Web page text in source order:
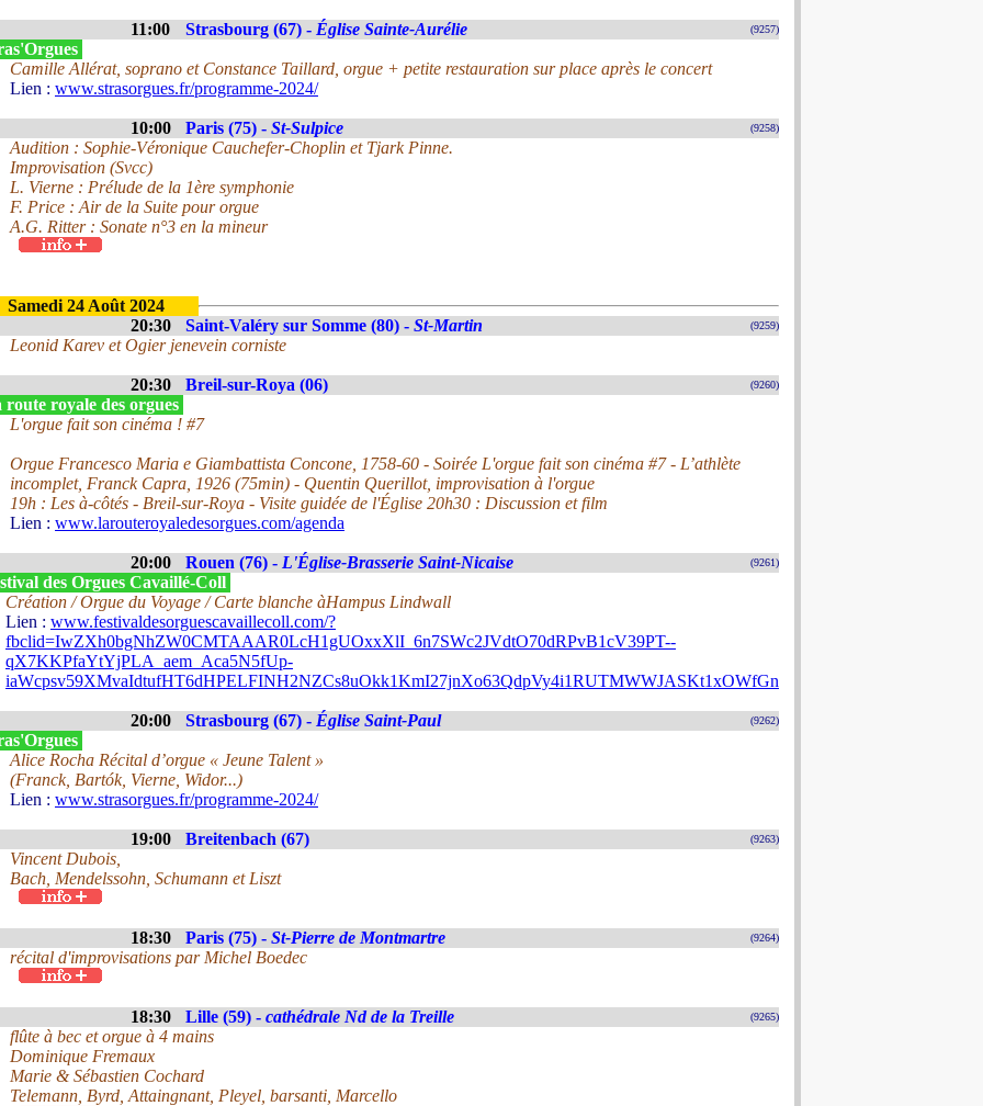
11:00 Strasbourg (67) - Église Sainte-Aurélie (9257)
Camille Allérat, soprano et Constance Taillard, orgue + petite restauration sur place après le concert
Lien : www.strasorgues.fr/programme-2024/
10:00 Paris (75) - St-Sulpice (9258)
Audition : Sophie-Véronique Cauchefer-Choplin et Tjark Pinne.
Improvisation (Svcc)
L. Vierne : Prélude de la 1ère symphonie
F. Price : Air de la Suite pour orgue
A.G. Ritter : Sonate n°3 en la mineur
Samedi 24 Août 2024
20:30
Saint-Valéry sur Somme (80) - St-Martin (9259)
Leonid Karev et Ogier jenevein corniste
20:30 Breil-sur-Roya (06) (9260)
royale des orgues
L'orgue fait son cinéma ! #7
Orgue Francesco Maria e Giambattista Concone, 1758-60 - Soirée L'orgue fait son cinéma #7 - L’athlète
incomplet, Franck Capra, 1926 (75min) - Quentin Querillot, improvisation à l'orgue
19h : Les à-côtés - Breil-sur-Roya - Visite guidée de l'Église 20h30 : Discussion et film
Lien : www.larouteroyaledesorgues.com/agenda
20:00 Rouen (76) - L'Église-Brasserie Saint-Nicaise (9261)
des Orgues Cavaillé-Coll
Création / Orgue du Voyage / Carte blanche àHampus Lindwall
Lien : www.festivaldesorguescavaillecoll.com/?
fbclid=IwZXh0bgNhZW0CMTAAAR0LcH1gUOxxXlI_6n7SWc2JVdtO70dRPvB1cV39PT--
qX7KKPfaYtYjPLA_aem_Aca5N5fUp-
iaWcpsv59XMvaIdtufHT6dHPELFINH2NZCs8uOkk1KmI27jnXo63QdpVy4i1RUTMWWJASKt1xOWfGn
20:00 Strasbourg (67) - Église Saint-Paul (9262)
Alice Rocha Récital d’orgue « Jeune Talent »
(Franck, Bartók, Vierne, Widor...)
Lien : www.strasorgues.fr/programme-2024/
19:00 Breitenbach (67) (9263)
Vincent Dubois,
Bach, Mendelssohn, Schumann et Liszt
18:30 Paris (75) - St-Pierre de Montmartre (9264)
récital d'improvisations par Michel Boedec
18:30 Lille (59) - cathédrale Nd de la Treille (9265)
flûte à bec et orgue à 4 mains
Dominique Fremaux
Marie & Sébastien Cochard
Telemann, Byrd, Attaingnant, Pleyel, barsanti, Marcello